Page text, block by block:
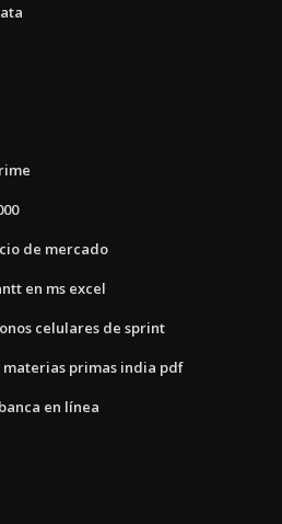
de mercado
en ms excel
celulares de sprint
primas india pdf
en línea